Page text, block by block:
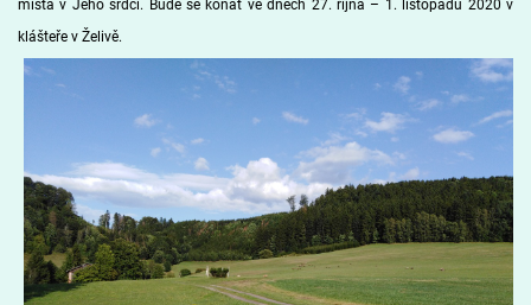
místa v Jeho srdci. Bude se konat ve dnech 27. října – 1. listopadu 2020 v
klášteře v Želivě.